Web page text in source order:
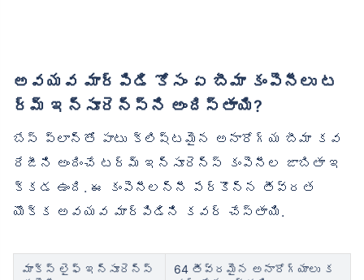
అవయవ మార్పిడి కోసం ఏ బీమా కంపెనీలు ట
ర్మ్ ఇన్సూరెన్స్‌ని అందిస్తాయి?
బేస్ ప్లాన్‌తో పాటు క్లిష్టమైన అనారోగ్య బీమా కవ
రేజీని అందించే టర్మ్ ఇన్సూరెన్స్ కంపెనీల జాబితా ఇ
క్కడ ఉంది. ఈ కంపెనీలన్నీ పేర్కొన్న తీవ్రత
యొక్క అవయవ మార్పిడిని కవర్ చేస్తాయి.
మాక్స్ లైఫ్ ఇన్సూరెన్స్
64 తీవ్రమైన అనారోగ్యాలు క